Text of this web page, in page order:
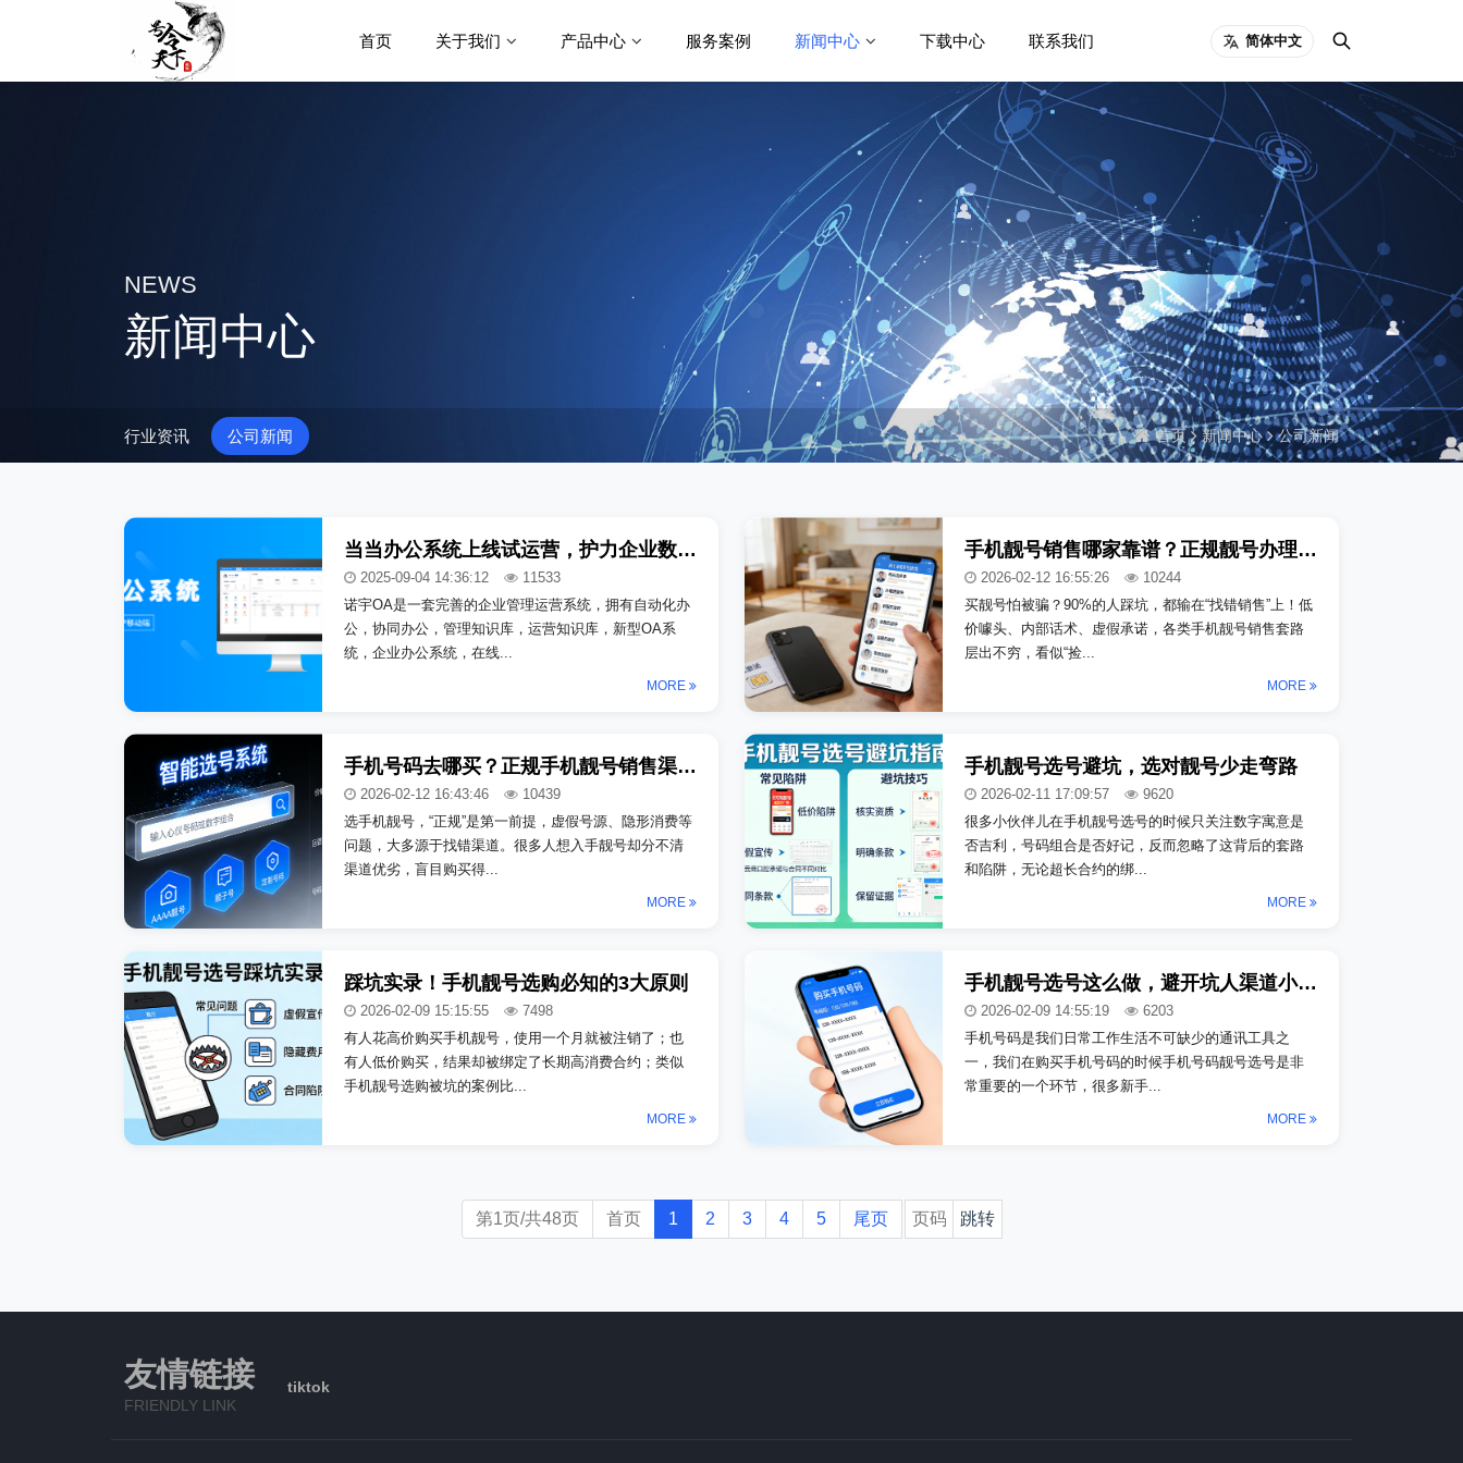
首页 关于我们 产品中心 服务案例 新闻中心 下载中心 联系我们 简体中文
NEWS
新闻中心
行业资讯 公司新闻 首页 新闻中心 公司新闻
当当办公系统上线试运营，护力企业数字化转型
2025-09-04 14:36:12
11533
诺宇OA是一套完善的企业管理运营系统，拥有自动化办
公，协同办公，管理知识库，运营知识库，新型OA系
统，企业办公系统，在线...
MORE
手机靓号销售哪家靠谱？正规靓号办理不踩坑
2026-02-12 16:55:26
10244
买靓号怕被骗？90%的人踩坑，都输在“找错销售”上！低
价噱头、内部话术、虚假承诺，各类手机靓号销售套路
层出不穷，看似“捡...
MORE
手机号码去哪买？正规手机靓号销售渠道盘点
2026-02-12 16:43:46
10439
选手机靓号，“正规”是第一前提，虚假号源、隐形消费等
问题，大多源于找错渠道。很多人想入手靓号却分不清
渠道优劣，盲目购买得...
MORE
手机靓号选号避坑，选对靓号少走弯路
2026-02-11 17:09:57
9620
很多小伙伴儿在手机靓号选号的时候只关注数字寓意是
否吉利，号码组合是否好记，反而忽略了这背后的套路
和陷阱，无论超长合约的绑...
MORE
踩坑实录！手机靓号选购必知的3大原则
2026-02-09 15:15:55
7498
有人花高价购买手机靓号，使用一个月就被注销了；也
有人低价购买，结果却被绑定了长期高消费合约；类似
手机靓号选购被坑的案例比...
MORE
手机靓号选号这么做，避开坑人渠道小妙招！
2026-02-09 14:55:19
6203
手机号码是我们日常工作生活不可缺少的通讯工具之
一，我们在购买手机号码的时候手机号码靓号选号是非
常重要的一个环节，很多新手...
MORE
第1页/共48页 首页 1 2 3 4 5 尾页
友情链接
FRIENDLY LINK
tiktok